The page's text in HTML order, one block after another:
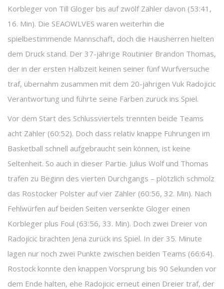
Korbleger von Till Gloger bis auf zwölf Zähler davon (53:41,
16. Min). Die SEAOWLVES waren weiterhin die
spielbestimmende Mannschaft, doch die Hausherren hielten
dem Druck stand. Der 37-jährige Routinier Brandon Thomas,
der in der ersten Halbzeit keinen seiner fünf Wurfversuche
traf, übernahm zusammen mit dem 20-jährigen Vuk Radojicic
Verantwortung und führte seine Farben zurück ins Spiel.
Vor dem Start des Schlussviertels trennten beide Teams
acht Zähler (60:52). Doch dass relativ knappe Führungen im
Basketball schnell aufgebraucht sein können, ist keine
Seltenheit. So auch in dieser Partie. Julius Wolf und Thomas
trafen zu Beginn des vierten Durchgangs – plötzlich schmolz
das Rostocker Polster auf vier Zähler (60:56, 32. Min). Nach
Fehlwürfen auf beiden Seiten versenkte Gloger einen
Korbleger plus Foul (63:56, 33. Min). Doch zwei Dreier von
Radojicic brachten Jena zurück ins Spiel. In der 35. Minute
lagen nur noch zwei Punkte zwischen beiden Teams (66:64).
Rostock konnte den knappen Vorsprung bis 90 Sekunden vor
dem Ende halten, ehe Radojicic erneut einen Dreier traf, der